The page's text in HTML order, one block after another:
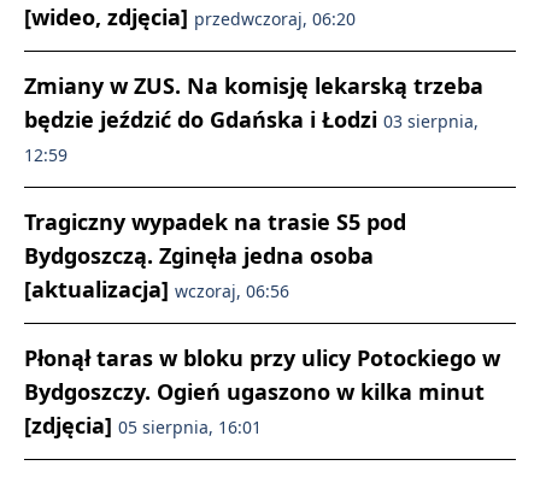
[wideo, zdjęcia] przedwczoraj, 06:20
Zmiany w ZUS. Na komisję lekarską trzeba
będzie jeździć do Gdańska i Łodzi 03 sierpnia,
12:59
Tragiczny wypadek na trasie S5 pod
Bydgoszczą. Zginęła jedna osoba
[aktualizacja] wczoraj, 06:56
Płonął taras w bloku przy ulicy Potockiego w
Bydgoszczy. Ogień ugaszono w kilka minut
[zdjęcia] 05 sierpnia, 16:01